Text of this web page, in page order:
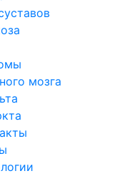
мозга